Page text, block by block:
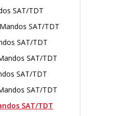
SAT/TDT
SAT/TDT
SAT/TDT
SAT/TDT
SAT/TDT
SAT/TDT
SAT/TDT